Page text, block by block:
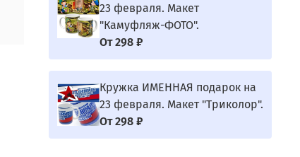
23 февраля. Макет
"Камуфляж-ФОТО".
От 298 ₽
Кружка ИМЕННАЯ подарок на
23 февраля. Макет "Триколор".
От 298 ₽